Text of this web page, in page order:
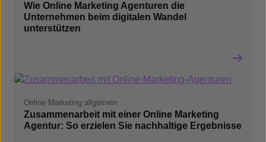
Wie Online Marketing Agenturen die
Unternehmen beim digitalen Wandel
unterstützen
Online Marketing allgemein
Zusammenarbeit mit einer Online Marketing
Agentur: So erzielen Sie nachhaltige Ergebnisse